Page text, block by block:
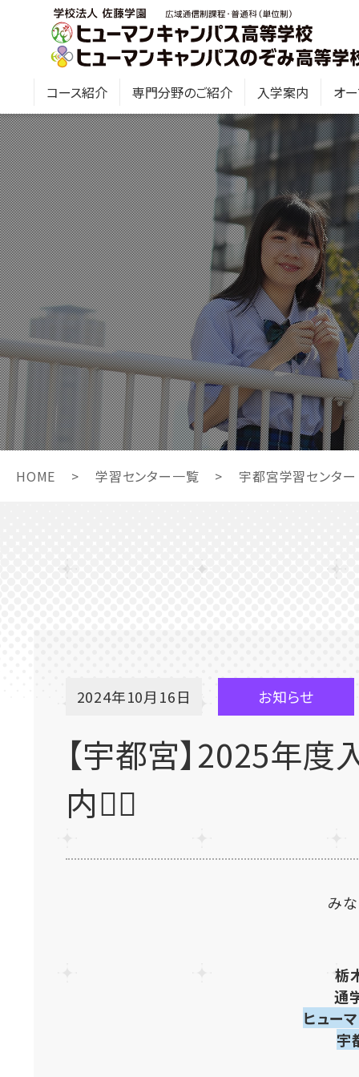
コース紹介 専門分野のご紹介 入学案内 オ
HOME > 学習センター一覧 > 宇都宮学習センター
2024年10月16日 お知らせ
【宇都宮】2025年
内🙋‍♀️
み
栃
通
ヒュー
宇